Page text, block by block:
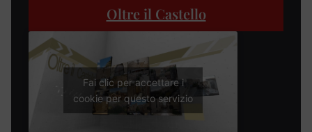
Oltre il Castello
Fai clic per accettare i
cookie per questo servizio